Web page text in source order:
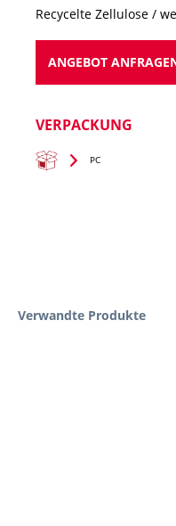
Recycelte Zellulose /
ANGEBOT
VERPACKUNG
PC
Verwandte Produkte